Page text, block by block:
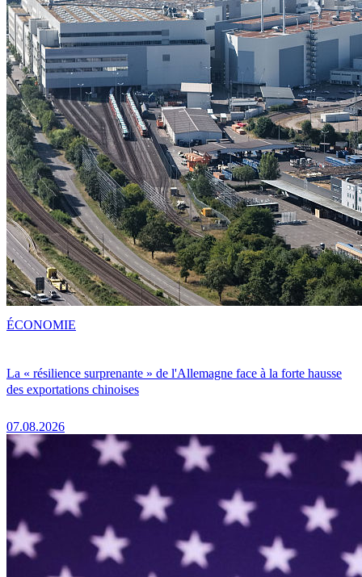
La « résilience surprenante » de l'Allemagne face à la forte hausse
des exportations chinoises
07.08.2026
ÉCONOMIE